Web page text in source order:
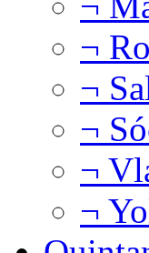
¬
¬
¬
¬
¬